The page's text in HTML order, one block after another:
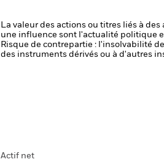
La valeur des actions ou titres liés à
une influence sont l'actualité politique
Risque de contrepartie : l'insolvabilité
des instruments dérivés ou à d'autres
Actif net